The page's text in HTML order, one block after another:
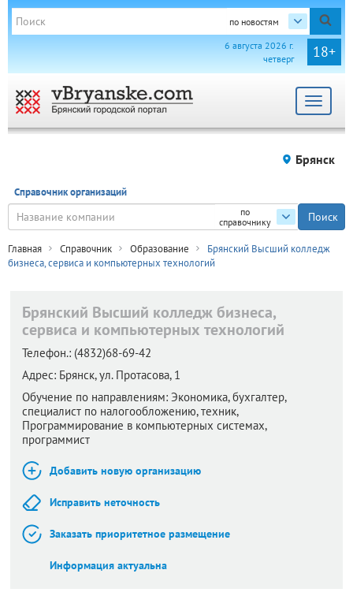
по новостям
18+
6 августа 2026 г.
четверг
Toggle
Брянск
Справочник организаций
по
справочнику
Главная Справочник Образование
Брянский Высший колледж
бизнеса, сервиса и компьютерных технологий
Брянский Высший колледж бизнеса,
сервиса и компьютерных технологий
Телефон.: (4832)68-69-42
Адрес: Брянск,ул. Протасова, 1
Обучение по направлениям: Экономика, бухгалтер,
специалист по налогообложению, техник,
Программирование в компьютерных системах,
программист
Добавить новую организацию
Исправить неточность
Заказать приоритетное размещение
Информация актуальна